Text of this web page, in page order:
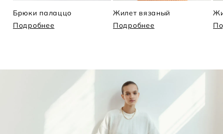
Брюки палаццо
Подробнее
Жилет вязаный
Подробнее